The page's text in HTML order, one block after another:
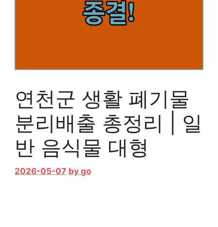
연천군 생활 폐기물
분리배출 총정리 | 일
반 음식물 대형
2026-05-07 by go